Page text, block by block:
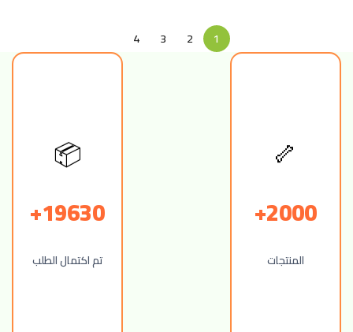
1
2
3
4
🦴
2000+
المنتجات
📦
19630+
تم اكتمال الطلب